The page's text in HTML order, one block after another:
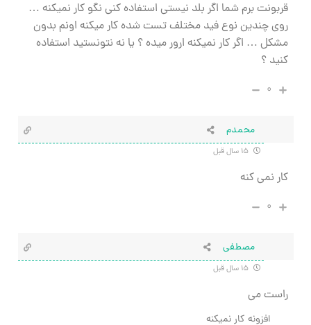
قربونت برم شما اگر بلد نیستی استفاده کنی نگو کار نمیکنه …
روی چندین نوع فید مختلف تست شده کار میکنه اونم بدون
مشکل … اگر کار نمیکنه ارور میده ؟ یا نه نتونستید استفاده
کنید ؟
۰
محمدم
کار نمی کنه
۰
مصطفی
راست می
افزونه کار نمیکنه